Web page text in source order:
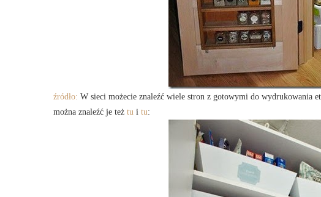
źródło: W sieci możecie znaleźć wiele stron z gotowymi do wydrukowania
można znaleźć je też tu i tu: